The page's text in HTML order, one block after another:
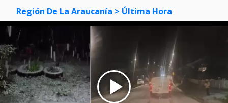
Región De La Araucanía > Última Hora